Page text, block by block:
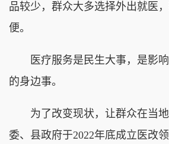
品较少，群众大多选择外出就医
便。
医疗服务是民生大事，是影响
的身边事。
为了改变现状，让群众在当地
委、县政府于2022年底成立医改